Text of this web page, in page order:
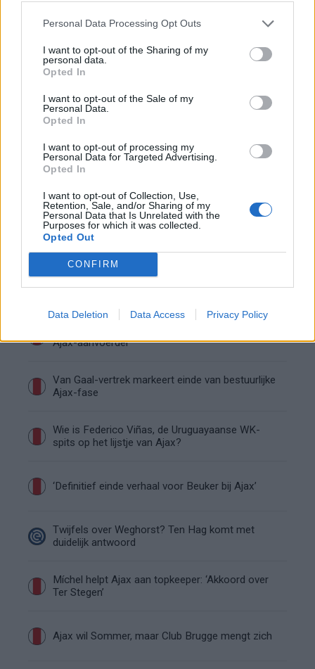
Personal Data Processing Opt Outs
I want to opt-out of the Sharing of my
personal data.
Opted In
I want to opt-out of the Sale of my
Personal Data.
Opted In
I want to opt-out of processing my
Personal Data for Targeted Advertising.
Opted In
I want to opt-out of Collection, Use,
Retention, Sale, and/or Sharing of my
Personal Data that Is Unrelated with the
Purposes for which it was collected.
Opted Out
CONFIRM
Data Deletion Data Access Privacy Policy
terug op Ajax-keuze
duidelijker
de route naar PEC eruit
Zo overtuigde PSV Sven Mijnans en bleef Ajax
met lege handen achter
Waarom steeds meer sleutelfiguren Ajax
Ajax-aanvoerder’
Van Gaal-vertrek markeert einde van bestuurlijke
Ajax-fase
Wie is Federico Viñas, de Uruguayaanse WK-
spits op het lijstje van Ajax?
‘Definitief einde verhaal voor Beuker bij Ajax’
Twijfels over Weghorst? Ten Hag komt met
duidelijk antwoord
Míchel helpt Ajax aan topkeeper: ‘Akkoord over
Ter Stegen’
Ajax wil Sommer, maar Club Brugge mengt zich